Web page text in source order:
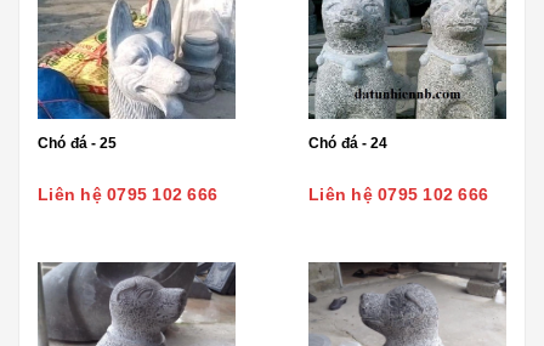
Chó đá - 25
Liên hệ 0795 102 666
Chó đá - 24
Liên hệ 0795 102 666